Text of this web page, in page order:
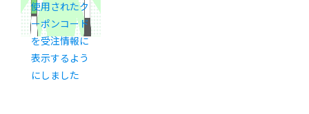
使用されたク
ーポンコード
を受注情報に
表示するよう
にしました